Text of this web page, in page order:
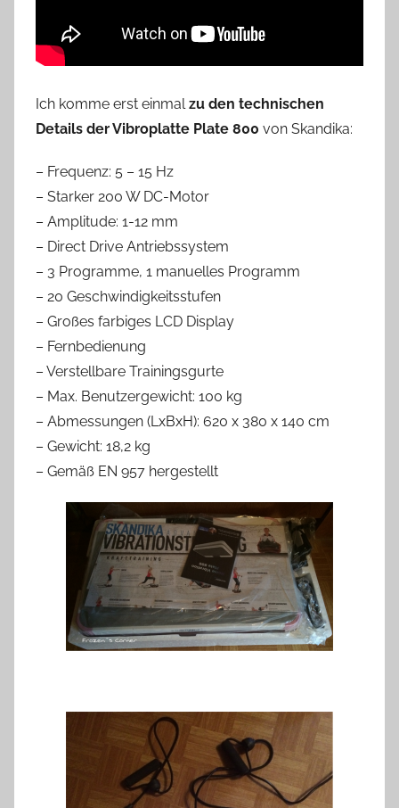
Ich komme erst einmal zu den technischen
Details der Vibroplatte Plate 800 von Skandika:
– Frequenz: 5 – 15 Hz
– Starker 200 W DC-Motor
– Amplitude: 1-12 mm
– Direct Drive Antriebssystem
– 3 Programme, 1 manuelles Programm
– 20 Geschwindigkeitsstufen
– Großes farbiges LCD Display
– Fernbedienung
– Verstellbare Trainingsgurte
– Max. Benutzergewicht: 100 kg
– Abmessungen (LxBxH): 620 x 380 x 140 cm
– Gewicht: 18,2 kg
– Gemäß EN 957 hergestellt